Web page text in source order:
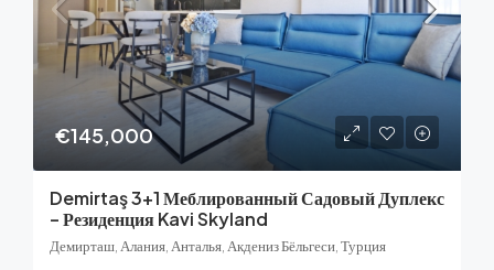
€145,000
Demirtaş 3+1 Меблированный Садовый Дуплекс
– Резиденция Kavi Skyland
Демирташ, Алания, Анталья, Акдениз Бёльгеси, Турция